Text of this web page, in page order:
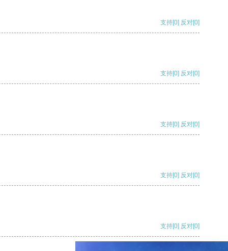
支持[0] 反对[0]
支持[0] 反对[0]
支持[0] 反对[0]
支持[0] 反对[0]
支持[0] 反对[0]